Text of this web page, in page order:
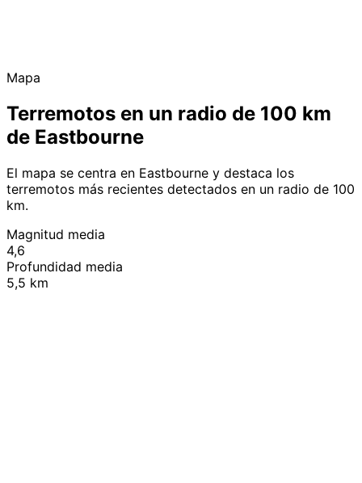
Mapa
Terremotos en un radio de 100 km
de Eastbourne
El mapa se centra en Eastbourne y destaca los
terremotos más recientes detectados en un radio de 100
km.
Magnitud media
4,6
Profundidad media
5,5 km